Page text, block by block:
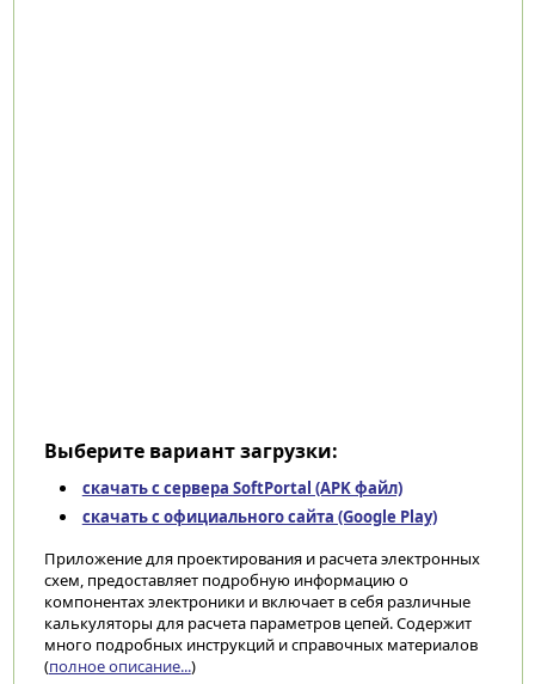
Выберите вариант загрузки:
скачать с сервера SoftPortal (APK файл)
скачать с официального сайта (Google Play)
Приложение для проектирования и расчета электронных
схем, предоставляет подробную информацию о
компонентах электроники и включает в себя различные
калькуляторы для расчета параметров цепей. Содержит
много подробных инструкций и справочных материалов
(полное описание...)